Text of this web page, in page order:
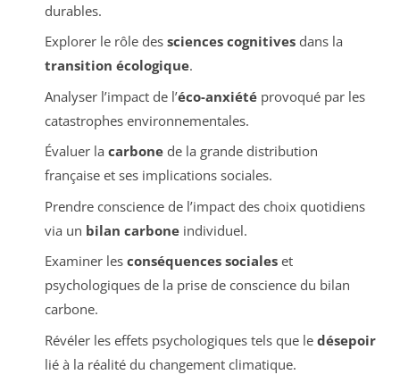
durables.
Explorer le rôle des sciences cognitivesdans la
transition écologique.
Analyser l’impact de l’éco-anxiétéprovoqué par les
catastrophes environnementales.
Évaluer la carbonede la grande distribution
française et ses implications sociales.
Prendre conscience de l’impact des choix quotidiens
via un bilan carboneindividuel.
Examiner les conséquences socialeset
psychologiques de la prise de conscience du bilan
carbone.
Révéler les effets psychologiques tels que le désepoir
lié à la réalité du changement climatique.